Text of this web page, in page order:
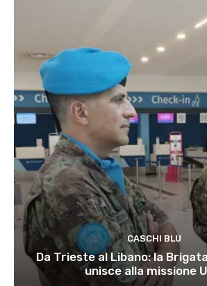
CASCHI BLU
Da Trieste al Libano: la
unisce alla missione